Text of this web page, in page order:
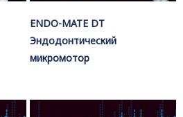
ENDO-MATE DT
Эндодонтический
микромотор